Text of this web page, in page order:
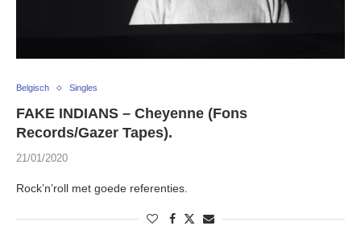
Belgisch Singles
FAKE INDIANS – Cheyenne (Fons
Records/Gazer Tapes).
21/01/2020
Rock’n’roll met goede referenties.